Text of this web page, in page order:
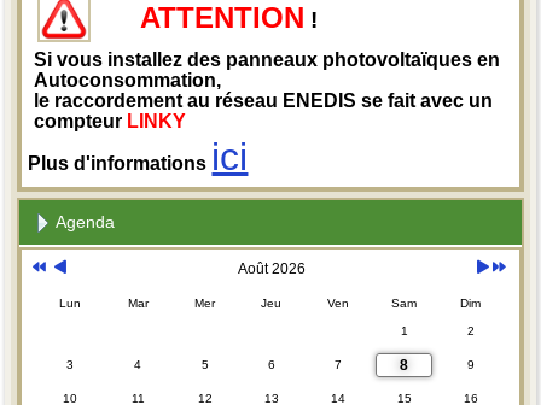
ATTENTION !
Si vous installez des panneaux photovoltaïques en
Autoconsommation,
le raccordement au réseau ENEDIS se fait avec un
compteur LINKY
Plus d'informations ici
Agenda
Août 2026
Lun Mar Mer Jeu Ven Sam Dim
1 2
3 4 5 6 7 8 9
10 11 12 13 14 15 16